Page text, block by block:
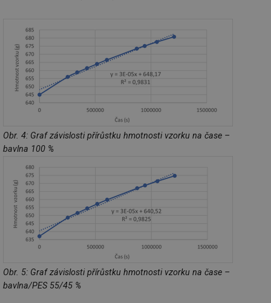
Obr. 4: Graf závislosti přírůstku hmotnosti vzorku na čase –
bavlna 100 %
Obr. 5: Graf závislosti přírůstku hmotnosti vzorku na čase –
bavlna/PES 55/45 %